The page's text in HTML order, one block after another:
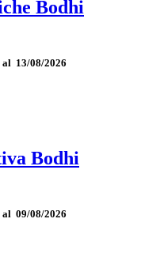
Bodhi
13/08/2026
Bodhi
09/08/2026